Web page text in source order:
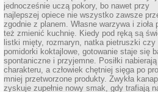
jednocześnie uczą pokory, bo nawet przy
najlepszej opiece nie wszystko zawsze
zgodnie z planem. Własne warzywa i zioła
też zmienić kuchnię. Kiedy pod ręką są
listki mięty, rozmaryn, natka pietruszki czy
pomidorki koktajlowe, gotowanie staje się
spontaniczne i przyjemne. Posiłki nabierają
charakteru, a człowiek chętniej sięga po
mniej przetworzone produkty. Zwykła
zyskuje zupełnie nowy smak, gdy trafiają